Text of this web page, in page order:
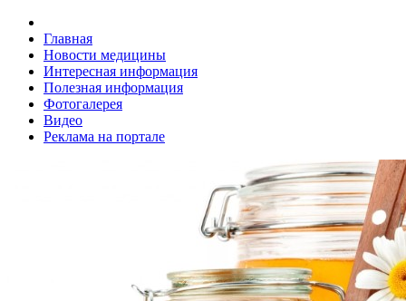
Главная
Новости медицины
Интересная информация
Полезная информация
Фотогалерея
Видео
Реклама на портале